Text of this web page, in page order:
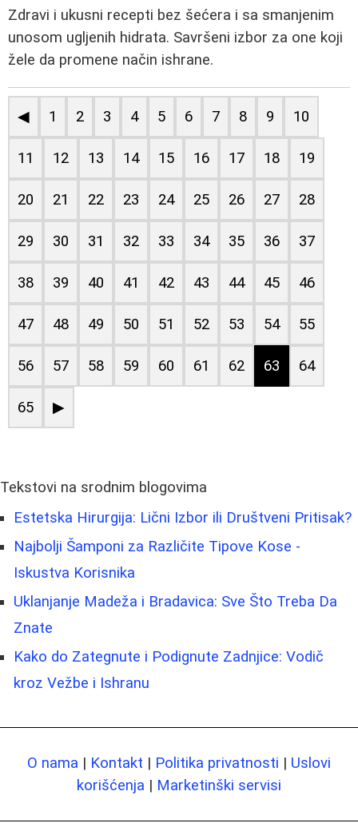
Zdravi i ukusni recepti bez šećera i sa smanjenim
unosom ugljenih hidrata. Savršeni izbor za one koji
žele da promene način ishrane.
◀ 1 2 3 4 5 6 7 8 9 10
11 12 13 14 15 16 17 18 19
20 21 22 23 24 25 26 27 28
29 30 31 32 33 34 35 36 37
38 39 40 41 42 43 44 45 46
47 48 49 50 51 52 53 54 55
56 57 58 59 60 61 62 63 64
65 ▶
Tekstovi na srodnim blogovima
Estetska Hirurgija: Lični Izbor ili Društveni Pritisak?
Najbolji Šamponi za Različite Tipove Kose -
Iskustva Korisnika
Uklanjanje Madeža i Bradavica: Sve Što Treba Da
Znate
Kako do Zategnute i Podignute Zadnjice: Vodič
kroz Vežbe i Ishranu
O nama | Kontakt | Politika privatnosti | Uslovi
korišćenja | Marketinški servisi